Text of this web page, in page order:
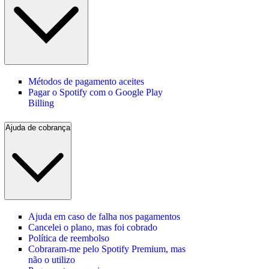
Métodos de pagamento aceites
Pagar o Spotify com o Google Play
Billing
Ajuda de cobrança
Ajuda em caso de falha nos pagamentos
Cancelei o plano, mas foi cobrado
Política de reembolso
Cobraram-me pelo Spotify Premium, mas
não o utilizo